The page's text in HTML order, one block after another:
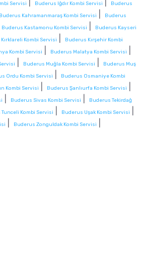
Servisi Buderus Iğdır Kombi Servisi
Buderus
Buderus Kahramanmaraş Kombi Servisi
Buderus
Buderus Kastamonu Kombi Servisi
Buderus Kayseri
Kombi Servisi
Buderus Kırşehir Kombi
Kombi Servisi Buderus Malatya Kombi Servisi
Buderus Muğla Kombi Servisi
Buderus Muş
Ordu Kombi Servisi
Buderus Osmaniye Kombi
Kombi Servisi Buderus Şanlıurfa Kombi Servisi
Buderus Sivas Kombi Servisi
Buderus Tekirdağ
Kombi Servisi Buderus Uşak Kombi Servisi
Buderus Zonguldak Kombi Servisi